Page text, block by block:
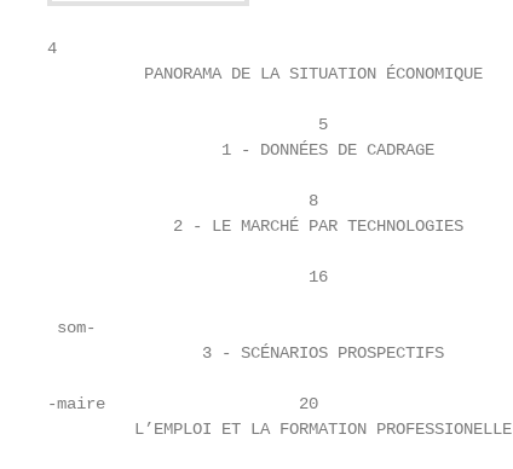
4
          PANORAMA DE LA SITUATION ÉCONOMIQUE
                            5
                  1 - DONNÉES DE CADRAGE
                           8
             2 - LE MARCHÉ PAR TECHNOLOGIES
                           16
som-
                3 - SCÉNARIOS PROSPECTIFS
-maire                    20
         L’EMPLOI ET LA FORMATION PROFESSIONELLE